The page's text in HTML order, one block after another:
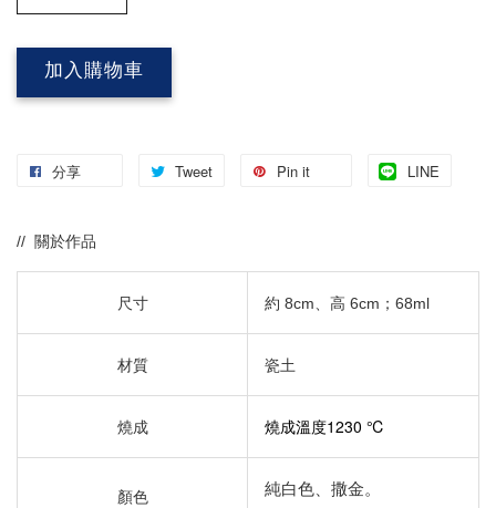
加入購物車
分享 Tweet Pin it LINE
// 關於作品
尺寸 約 8cm、 高 6cm；68ml
材質 瓷土​
燒成 燒成溫度1230 ℃
顏色 純白色、撒金。